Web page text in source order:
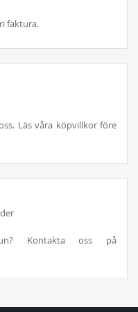
faktura.
Läs våra köpvillkor före
Kontakta oss på